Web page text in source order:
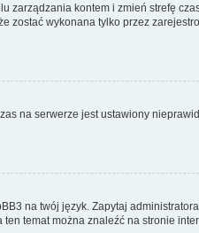
zarządzania kontem i zmień strefę
zostać wykonana tylko przez
na serwerze jest ustawiony
na twój język. Zapytaj
temat można znaleźć na stronie